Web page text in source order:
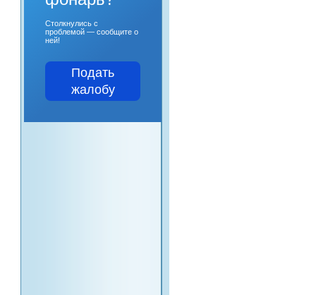
Столкнулись с
проблемой — сообщите о
ней!
Подать
жалобу